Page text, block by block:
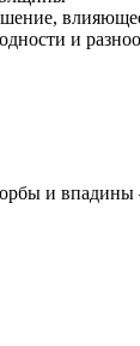
и
и